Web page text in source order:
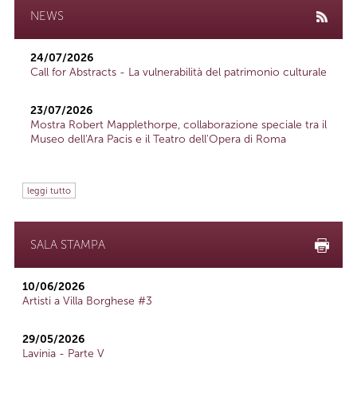
NEWS
24/07/2026
Call for Abstracts - La vulnerabilità del patrimonio culturale
23/07/2026
Mostra Robert Mapplethorpe, collaborazione speciale tra il
Museo dell'Ara Pacis e il Teatro dell'Opera di Roma
leggi tutto
SALA STAMPA
10/06/2026
Artisti a Villa Borghese #3
29/05/2026
Lavinia - Parte V